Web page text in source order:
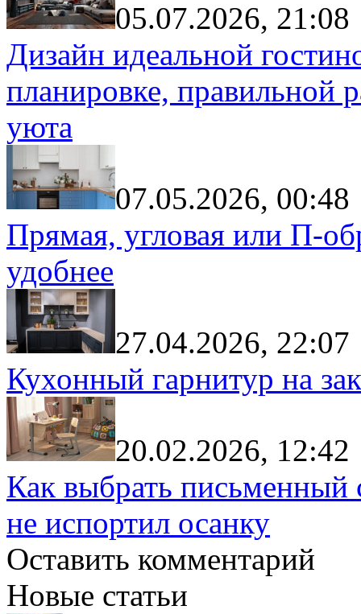
05.07.2026, 21:08
Дизайн идеальной
планировке, правильной
уюта
07.05.2026, 00:48
Прямая, угловая или П-
удобнее
27.04.2026, 22:07
Кухонный гарнитур на
20.02.2026, 12:42
Как выбрать письменный
не испортил осанку
Оставить комментарий
Новые статьи